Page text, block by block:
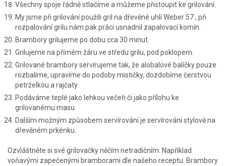
Všechny spoje řádně stlačíme a můžeme přistoupit ke grilování.
My jsme při grilování použili gril na dřevěné uhlí Weber 57 , při
rozpalování grilu nám pak práci usnadnil zapalovací komín.
Brambory grilujeme po dobu cca 30 minut.
Grilujeme na přímém žáru ve středu grilu, pod poklopem.
Grilované brambory servírujeme tak, že alobalové balíčky pouze
rozbalíme, upravíme do podoby mističky, dozdobíme čerstvou
petrželkou a rajčaty.
Podáváme teplé jako lehkou večeři či jako přílohu ke
grilovanému masu.
Dalším možným způsobem servírování je servírování stylově na
dřevěném prkénku.
Ozvláštněte si své grilovačky něčím netradičním. Například
voňavými zapečenými bramborami dle našeho receptu. Brambory